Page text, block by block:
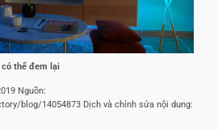
thể đem lại
Nguồn:
blog/14054873 Dịch và chỉnh sửa nội dung: